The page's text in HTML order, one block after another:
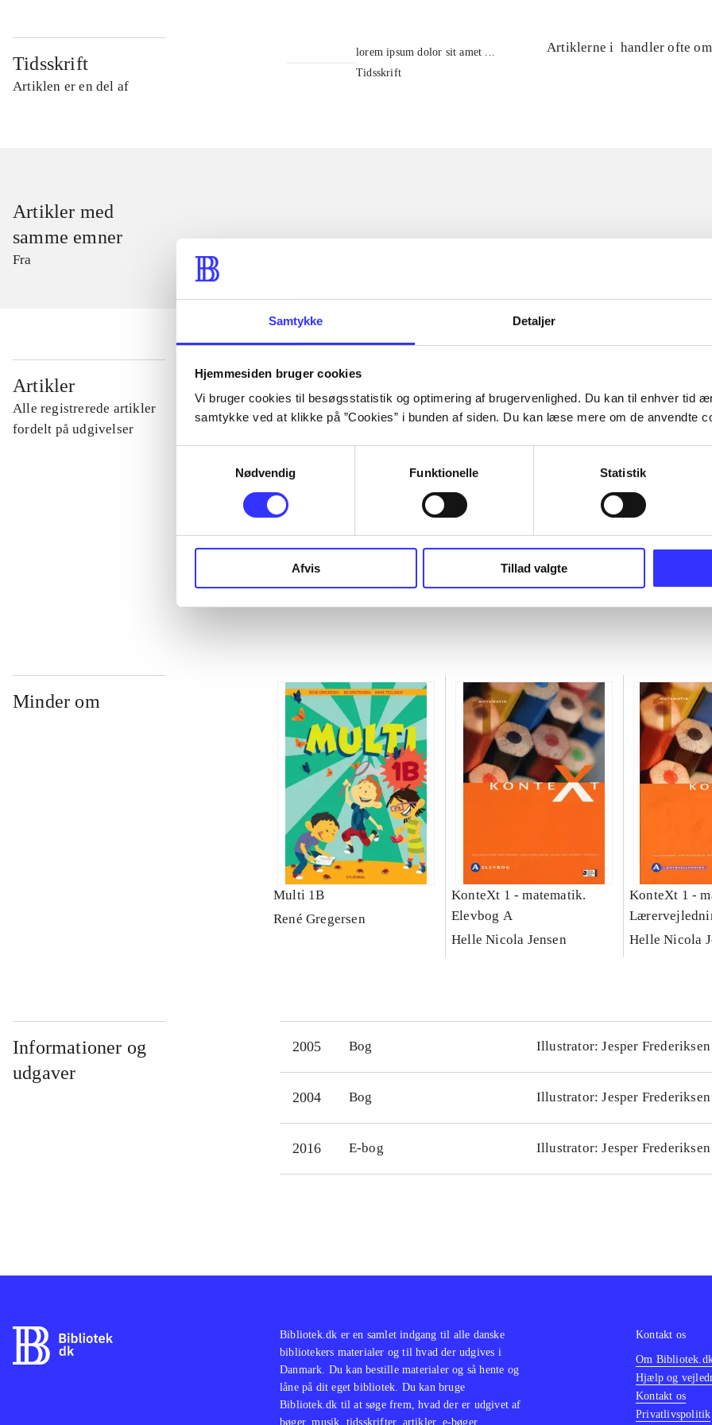
Samtykke Detaljer
Hjemmesiden bruger cookies
Vi bruger cookies til besøgsstatistik og optimering af brugervenlighed. Du kan til enhver tid
samtykke ved at klikke på ”Cookies” i bunden af siden. Du kan læse mere om de anvendte
Nødvendig
Funktionelle Statistik
Afvis Tillad valgte
Tidsskrift
Artiklen er en del af
lorem ipsum dolor sit amet ...
Tidsskrift
Artiklerne i handler ofte om
Artikler med
samme emner
Fra
Artikler
Alle registrerede artikler
fordelt på udgivelser
...
...
Minder om
Multi 1B
René Gregersen
KonteXt 1 - matematik.
Elevbog A
Helle Nicola Jensen
KonteXt 1 -
Helle Nicola
Informationer og
udgaver
2005 Bog Illustrator: Jesper Frederiksen
2004 Bog Illustrator: Jesper Frederiksen
2016 E-bog Illustrator: Jesper Frederiksen
Bibliotek.dk er en samlet indgang til alle danske
bibliotekers materialer og til hvad der udgives i
Danmark. Du kan bestille materialer og så hente og
låne på dit eget bibliotek. Du kan bruge
Bibliotek.dk til at søge frem, hvad der er udgivet af
bøger, musik, tidsskrifter, artikler, e-bøger,
Kontakt os
Om
Hjælp og
Kontakt os
Privatlivspolitik